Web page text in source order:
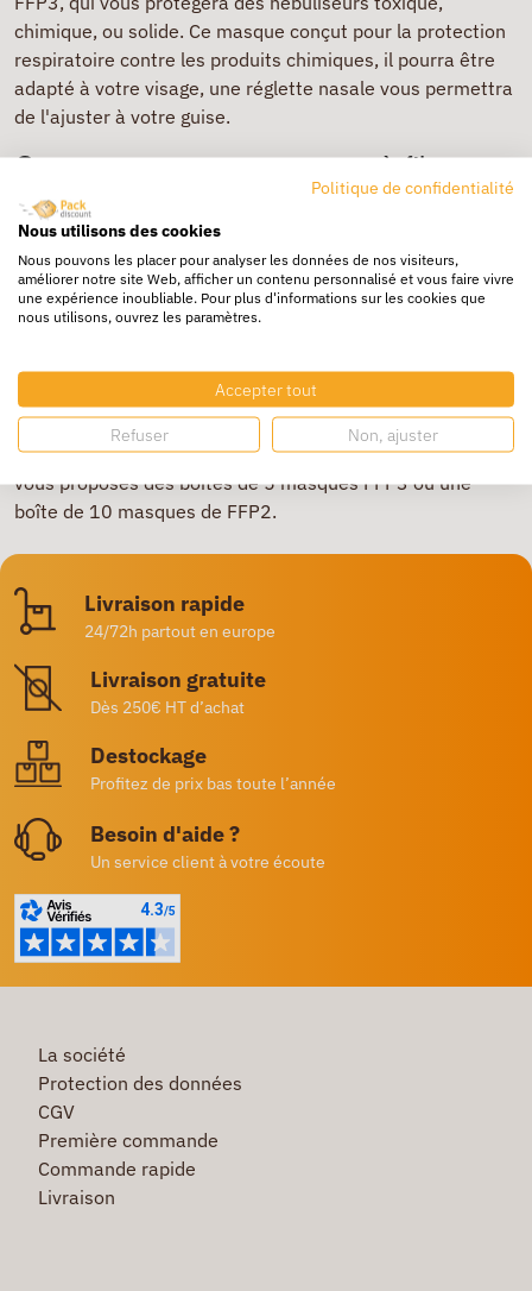
chimique, ou solide. Ce masque conçut pour la protection
respiratoire contre les produits chimiques, il pourra être
adapté à votre visage, une réglette nasale vous permettra
de l'ajuster à votre guise.
Comment mettre un masque à filtre
anti-grippe ou un FFP2?
Pour vous protéger de toute contamination de grippe, de
bactérie ou de particule de poudre chimique, il est
primordial de porter votre masque correctement, en
Lemasquerecouvre la bouche, le nez et le menton, les
parties nécessaires pour protéger les voies respiratoires.
Pour prévenir vos utilisations de masques, Packdiscount
vous proposes des boîtes de 5 masques FFP3 ou une
boîte de 10 masques de FFP2.
Livraison rapide
24/72h partout en europe
Livraison gratuite
Dès 250€ HT d’achat
Destockage
Profitez de prix bas toute l’année
Besoin d'aide ?
Un service client à votre écoute
La société
Protection des données
CGV
Première commande
Commande rapide
Livraison
Politique de confidentialité
Nous utilisons des cookies
Nous pouvons les placer pour analyser les données de nos visiteurs,
améliorer notre site Web, afficher un contenu personnalisé et vous faire vivre
une expérience inoubliable. Pour plus d'informations sur les cookies que
nous utilisons, ouvrez les paramètres.
Accepter tout
Refuser Non, ajuster